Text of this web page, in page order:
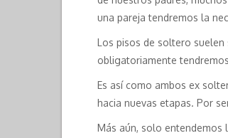
una pareja tendremos la
Los pisos de soltero suelen
obligatoriamente
Es así como ambos ex
hacia nuevas etapas. Por
Más aún, solo entendemos